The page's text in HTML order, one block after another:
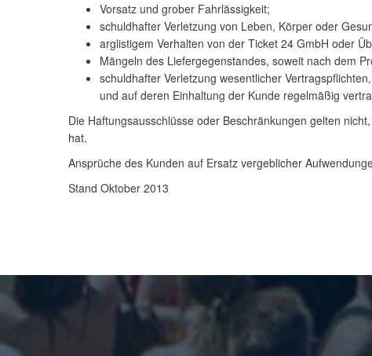
Vorsatz und grober Fahrlässigkeit;
schuldhafter Verletzung von Leben, Körper oder
arglistigem Verhalten von der Ticket 24 GmbH oder
Mängeln des Liefergegenstandes, soweit nach dem
schuldhafter Verletzung wesentlicher
und auf deren Einhaltung der Kunde regelmäßig
Die Haftungsausschlüsse oder Beschränkungen gelten
hat.
Ansprüche des Kunden auf Ersatz vergeblicher
Stand Oktober 2013